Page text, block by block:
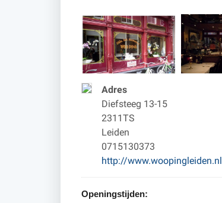
Adres
Diefsteeg 13-15
2311TS
Leiden
0715130373
http://www.woopingleiden.nl
Openingstijden: